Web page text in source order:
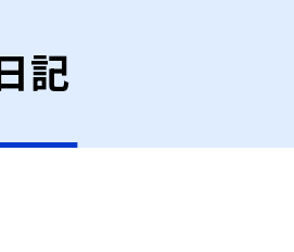
記